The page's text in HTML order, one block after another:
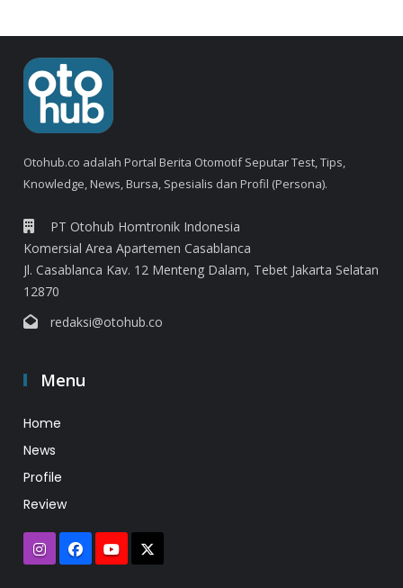
Otohub.co adalah Portal Berita Otomotif Seputar Test, Tips,
Knowledge, News, Bursa, Spesialis dan Profil (Persona).
PT Otohub Homtronik Indonesia
Komersial Area Apartemen Casablanca
Jl. Casablanca Kav. 12 Menteng Dalam, Tebet Jakarta Selatan
12870
redaksi@otohub.co
Menu
Home
News
Profile
Review